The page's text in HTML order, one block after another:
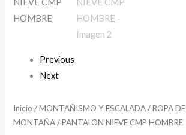
Previous
Next
Inicio /MONTAÑISMO Y ESCALADA/ROPA DE
MONTAÑA/ PANTALON NIEVE CMP HOMBRE
cantidad